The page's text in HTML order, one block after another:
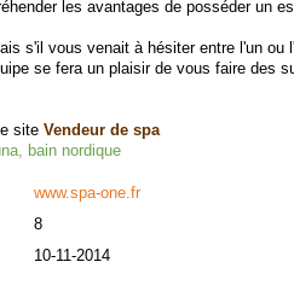
les avantages de posséder un
s'il vous venait à hésiter entre l'un ou
se fera un plaisir de vous faire des
site Vendeur de spa
bain nordique
www.spa-one.fr
8
10-11-2014